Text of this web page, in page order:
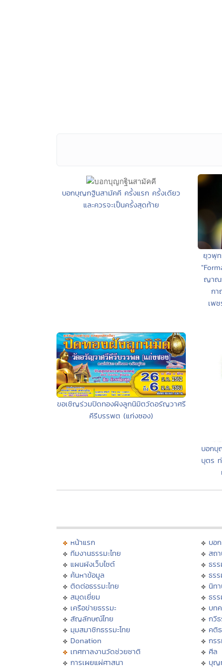
บอกบุญกฐินสามัคคี ครั้งแรก ครั้งเดียว
และควรจะเป็นครั้งสุดท้าย
ยุวพุ
ญาณ
กา
เพ
ขอเชิญร่วมปิดทองฝังลูกนิมิตวัดอรัญวาศรี
คีรีบรรพต (แก่งซอง)
บอกบุ
บุตร
หน้าแรก
ทีมงานธรรมะไทย
แผนผังเว็บไซต์
ค้นหาข้อมูล
ติดต่อธรรมะไทย
สมุดเยี่ยม
เครือข่ายธรรมะ
สัญลักษณ์ไทย
มุมสมาชิกธรรมะไทย
Donation
เทศกาลงานวัดช่วยชาติ
การเผยแผ่ศาสนา
บอ
สถ
ธร
ธร
นิท
ธร
บท
กวี
คติ
กร
ศีล
บุญ